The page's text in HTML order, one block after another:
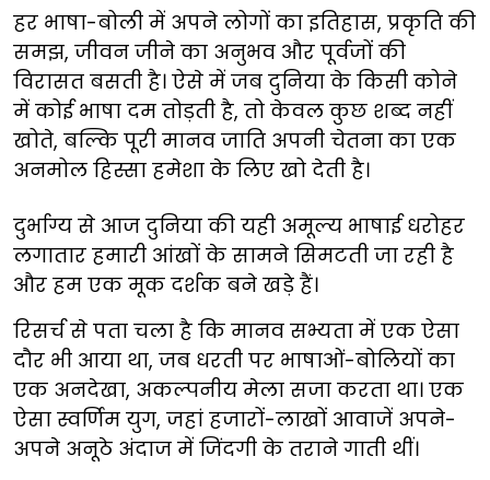
हर भाषा-बोली में अपने लोगों का इतिहास, प्रकृति की
समझ, जीवन जीने का अनुभव और पूर्वजों की
विरासत बसती है। ऐसे में जब दुनिया के किसी कोने
में कोई भाषा दम तोड़ती है, तो केवल कुछ शब्द नहीं
खोते, बल्कि पूरी मानव जाति अपनी चेतना का एक
अनमोल हिस्सा हमेशा के लिए खो देती है।
दुर्भाग्य से आज दुनिया की यही अमूल्य भाषाई धरोहर
लगातार हमारी आंखों के सामने सिमटती जा रही है
और हम एक मूक दर्शक बने खड़े हैं।
रिसर्च से पता चला है कि मानव सभ्यता में एक ऐसा
दौर भी आया था, जब धरती पर भाषाओं-बोलियों का
एक अनदेखा, अकल्पनीय मेला सजा करता था। एक
ऐसा स्वर्णिम युग, जहां हजारों-लाखों आवाजें अपने-
अपने अनूठे अंदाज में जिंदगी के तराने गाती थीं।